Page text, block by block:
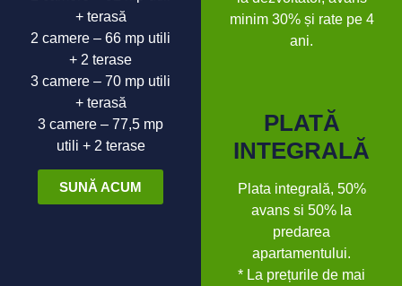
+ terasă
2 camere – 66 mp utili
+ 2 terase
3 camere – 70 mp utili
+ terasă
3 camere – 77,5 mp
utili + 2 terase
SUNĂ ACUM
minim 30% și rate pe 4
ani.
PLATĂ
INTEGRALĂ
Plata integrală, 50%
avans si 50% la
predarea
apartamentului.
* La prețurile de mai